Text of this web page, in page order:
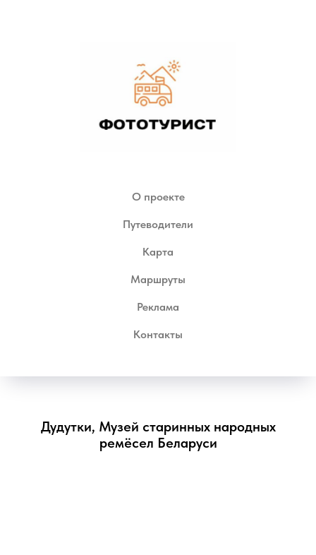
О проекте
Путеводители
Карта
Маршруты
Реклама
Контакты
Дудутки, Музей старинных народных
ремёсел Беларуси